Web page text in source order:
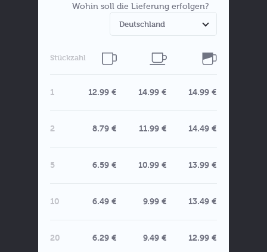
Wohin soll die Lieferung erfolgen?
Stückzahl
1 12.99 € 14.99 € 14.99 €
2 8.79 € 11.99 € 14.49 €
5 6.59 € 10.99 € 13.99 €
10 6.49 € 9.99 € 13.49 €
20 6.29 € 9.49 € 12.99 €